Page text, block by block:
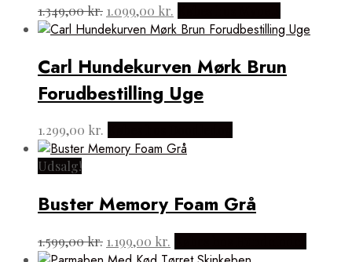
1.349,00kr. Den
oprindelige
var:
1.349,00 kr..
1.099,00 kr.
aktuelle
1.099,00 kr..
Carl Hundekurven Mørk Brun
Forudbestilling Uge
1.299,00 kr.
Udsalg!
Buster Memory Foam Grå
1.599,00kr. Den
oprindelige
1.199,00 kr.
aktuelle